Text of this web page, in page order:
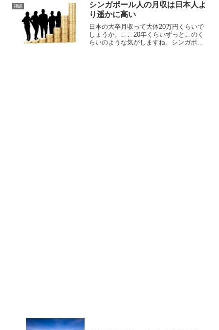
るのを見ると少し不思議な感じがしま
す。日照時間は約12時間日...
雑談
シンガポール人の月収は日本人よ
り遥かに高い
日本の大卒月収って大体20万円くらいで
しょうか。ここ20年くらいずっとこのく
らいのような気がしますね。シンガポー